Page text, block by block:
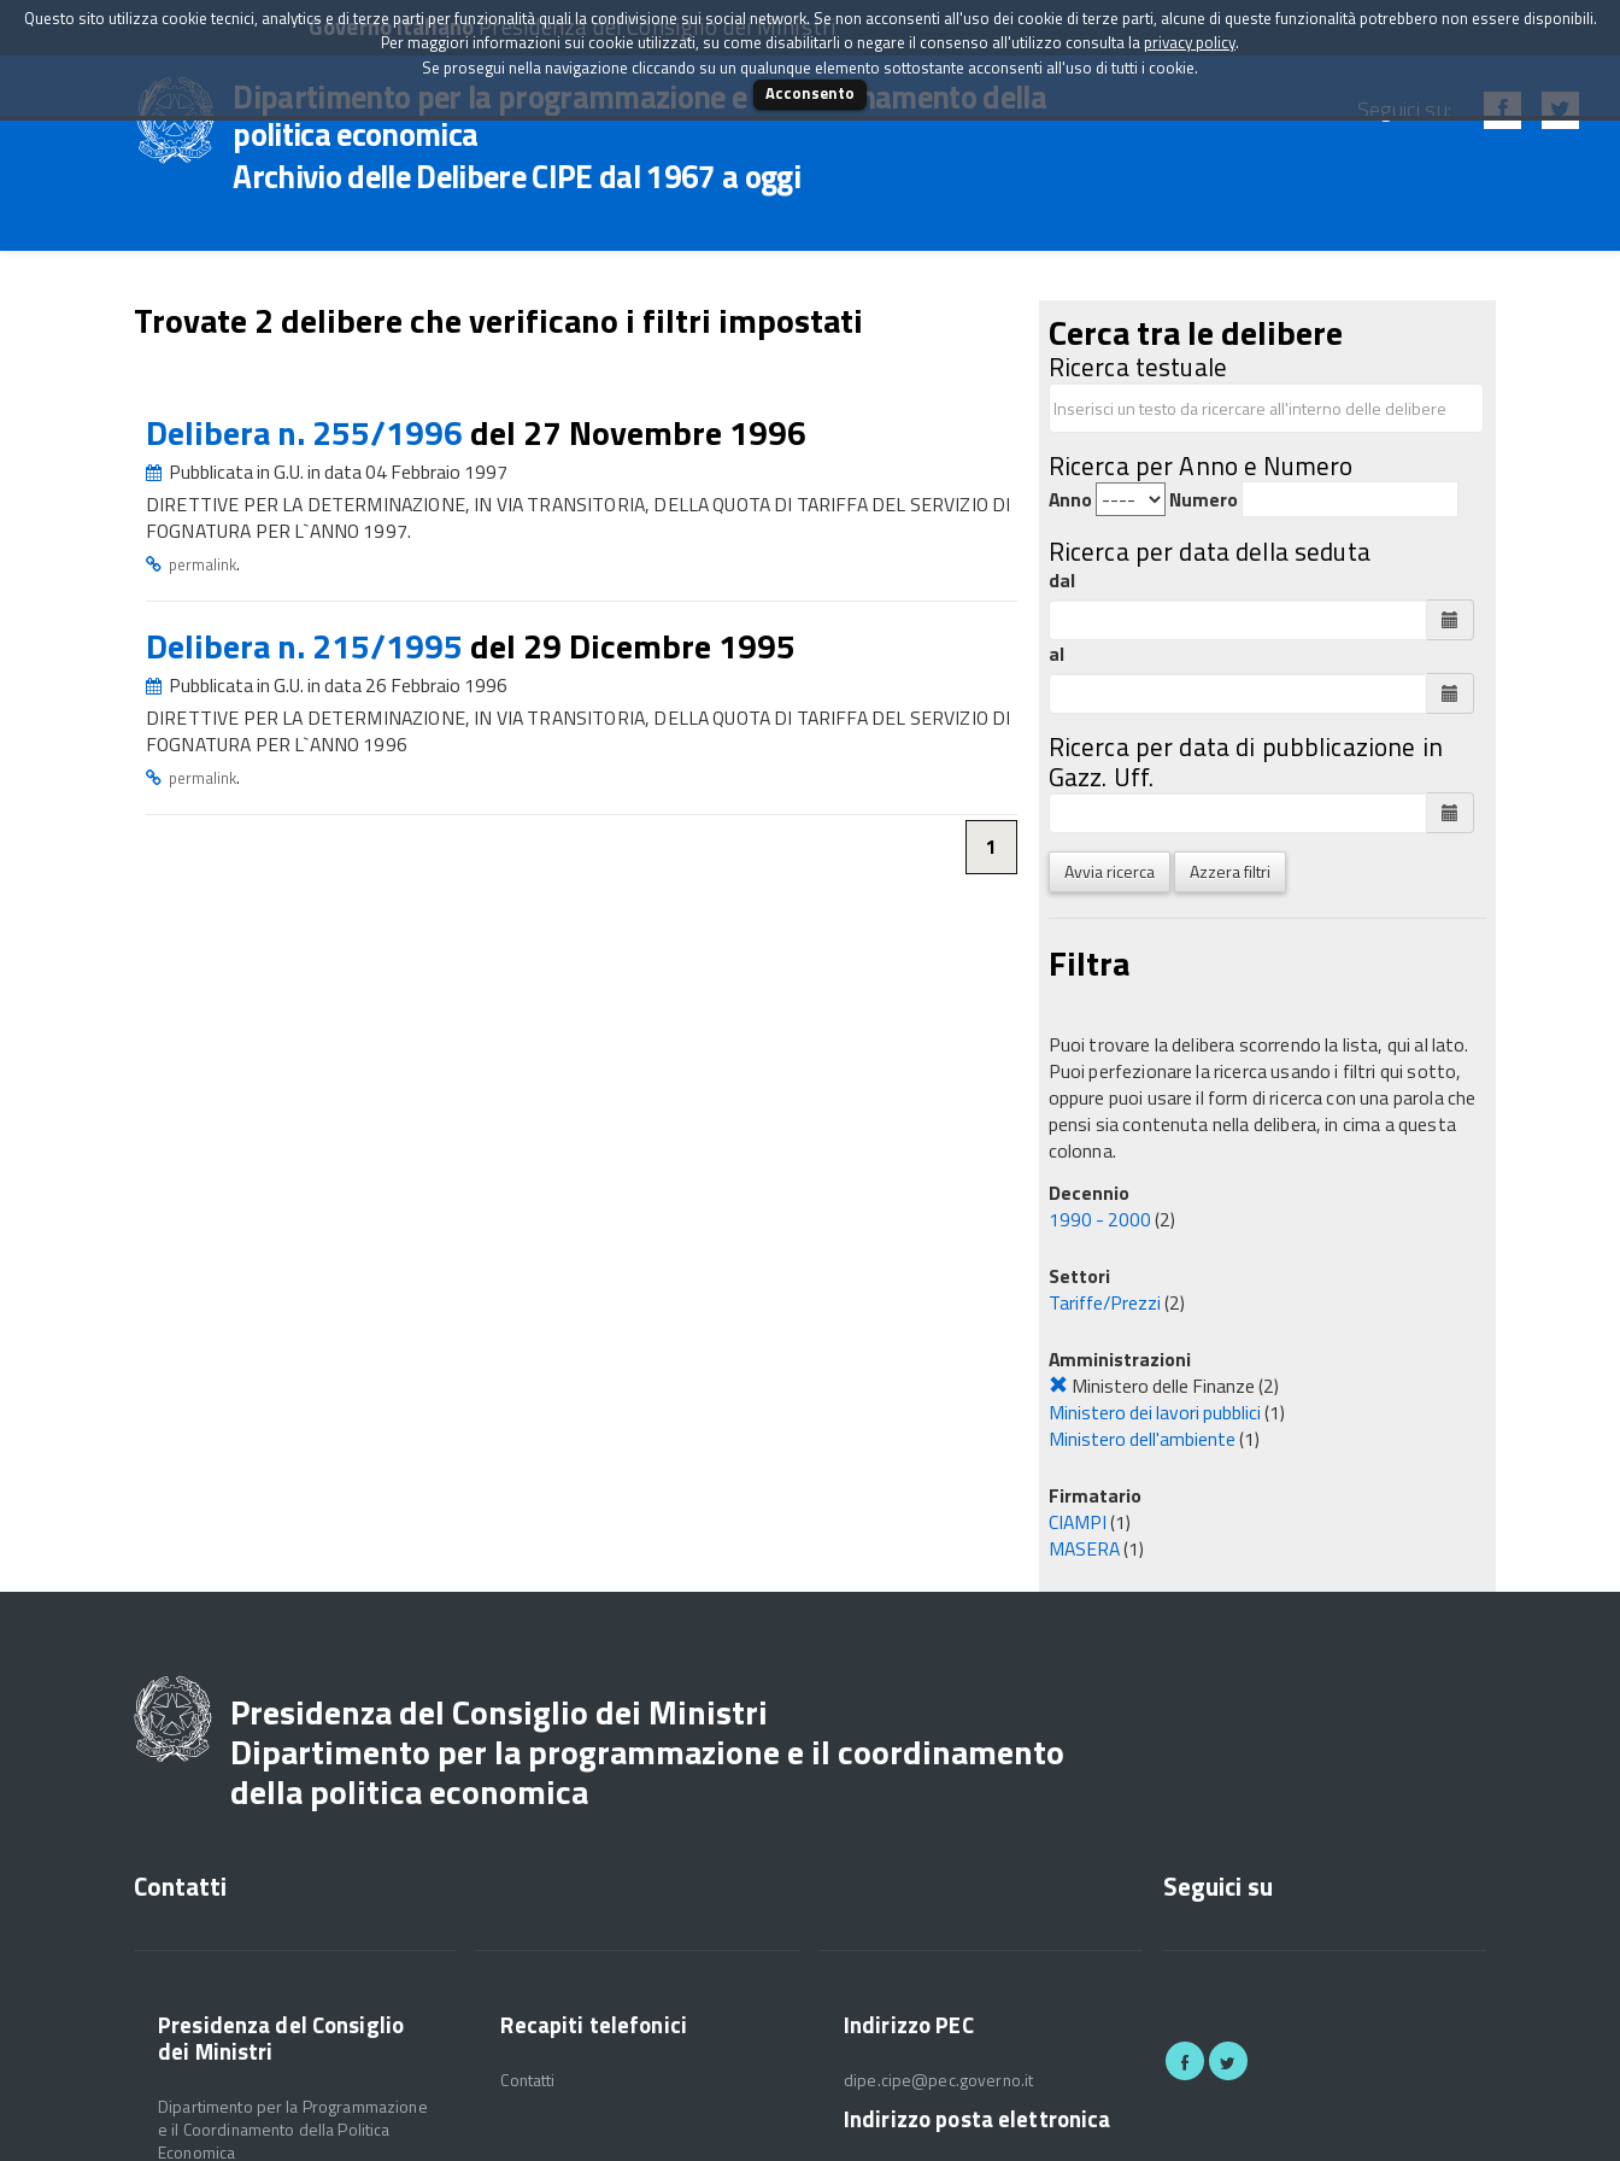
Governo ItalianoPresidenza del Consiglio dei Ministri
Dipartimento per la programmazione e il coordinamento della
politica economica
Archivio delle Delibere CIPE dal 1967 a oggi
Seguici su:
Trovate 2 delibere che verificano i filtri impostati
Delibera n. 255/1996del 27 Novembre 1996
Pubblicata in G.U. in data 04 Febbraio 1997
DIRETTIVE PER LA DETERMINAZIONE, IN VIA TRANSITORIA, DELLA QUOTA DI TARIFFA DEL SERVIZIO DI
FOGNATURA PER L`ANNO 1997.
permalink.
Delibera n. 215/1995 del 29 Dicembre 1995
Pubblicata in G.U. in data 26 Febbraio 1996
DIRETTIVE PER LA DETERMINAZIONE, IN VIA TRANSITORIA, DELLA QUOTA DI TARIFFA DEL SERVIZIO DI
FOGNATURA PER L`ANNO 1996
permalink.
1
Cerca tra le delibere
Ricerca testuale
Ricerca per Anno e Numero
Anno Numero
Ricerca per data della seduta
dal
al
Ricerca per data di pubblicazione in
Gazz. Uff.
Avvia ricerca Azzera filtri
Filtra
Puoi trovare la delibera scorrendo la lista, qui al lato.
Puoi perfezionare la ricerca usando i filtri qui sotto,
oppure puoi usare il form di ricerca con una parola che
pensi sia contenuta nella delibera, in cima a questa
colonna.
Decennio
1990 - 2000(2)
Settori
Tariffe/Prezzi(2)
Amministrazioni
Ministero delle Finanze(2)
Ministero dei lavori pubblici(1)
Ministero dell'ambiente(1)
Firmatario
CIAMPI(1)
MASERA(1)
Questo sito utilizza cookie tecnici, analytics e di terze parti per funzionalità quali la condivisione sui social network. Se non acconsenti all'uso dei cookie di terze parti, alcune di queste funzionalità potrebbero non essere disponibili.
Per maggiori informazioni sui cookie utilizzati, su come disabilitarli o negare il consenso all'utilizzo consulta la privacy policy.
Se prosegui nella navigazione cliccando su un qualunque elemento sottostante acconsenti all'uso di tutti i cookie.
Acconsento
Presidenza del Consiglio dei Ministri
Dipartimento per la programmazione e il coordinamento
della politica economica
Contatti
Presidenza del Consiglio
dei Ministri
Dipartimento per la Programmazione
e il Coordinamento della Politica
Economica
Recapiti telefonici
Contatti
Indirizzo PEC
dipe.cipe@pec.governo.it
Indirizzo posta elettronica
Seguici su